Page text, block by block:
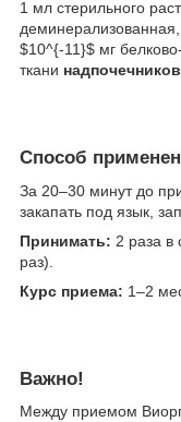
1 мл стерильного
$10^{-11}$ мг
ткани надпочечников
Способ
За 20–30 минут до
закапать под язык,
​Принимать: 2 раза в
раз).
​Курс приема: 1–2
Важно!
Между приемом